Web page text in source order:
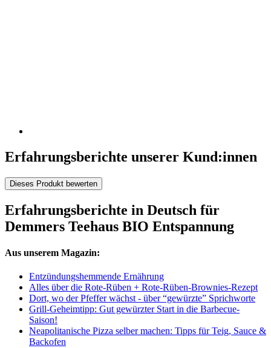
Erfahrungsberichte unserer Kund:innen
Dieses Produkt bewerten
Erfahrungsberichte in Deutsch für
Demmers Teehaus BIO Entspannung
Aus unserem Magazin:
Entzündungshemmende Ernährung
Alles über die Rote-Rüben + Rote-Rüben-Brownies-Rezept
Dort, wo der Pfeffer wächst - über “gewürzte” Sprichworte
Grill-Geheimtipp: Gut gewürzter Start in die Barbecue-
Saison!
Neapolitanische Pizza selber machen: Tipps für Teig, Sauce &
Backofen